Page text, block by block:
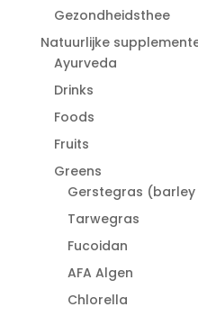
Gezondheidsthee
Natuurlijke
Ayurveda
Drinks
Foods
Fruits
Greens
Gerstegras
Tarwegras
Fucoidan
AFA Algen
Chlorella